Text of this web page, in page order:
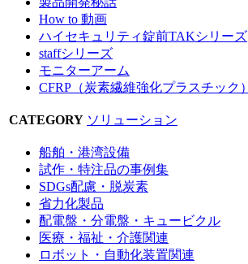
How to 動画
ハイセキュリティ錠前TAKシリーズ
staffシリーズ
モニターアーム
CFRP（炭素繊維強化プラスチック）
CATEGORY ソリューション
船舶・港湾設備
試作・特注品の事例集
SDGs配慮・脱炭素
省力化製品
配電盤・分電盤・キュービクル
医療・福祉・介護関連
ロボット・自動化装置関連